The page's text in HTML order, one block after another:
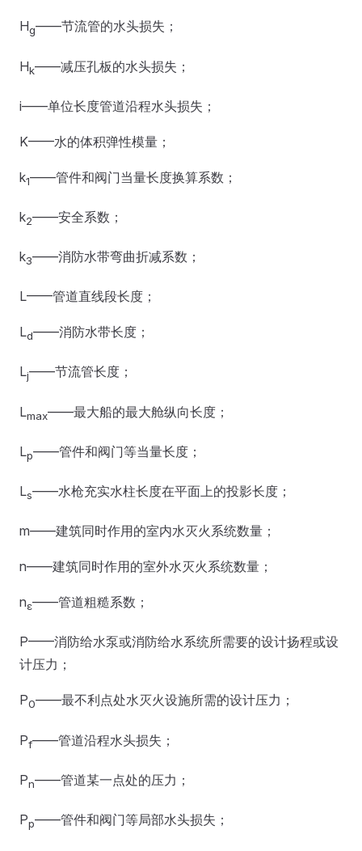
Hg——节流管的水头损失；
Hk——减压孔板的水头损失；
i——单位长度管道沿程水头损失；
K——水的体积弹性模量；
k1——管件和阀门当量长度换算系数；
k2——安全系数；
k3——消防水带弯曲折减系数；
L——管道直线段长度；
Ld——消防水带长度；
Lj——节流管长度；
Lmax——最大船的最大舱纵向长度；
Lp——管件和阀门等当量长度；
Ls——水枪充实水柱长度在平面上的投影长度；
m——建筑同时作用的室内水灭火系统数量；
n——建筑同时作用的室外水灭火系统数量；
nε——管道粗糙系数；
P——消防给水泵或消防给水系统所需要的设计扬程或设
计压力；
P0——最不利点处水灭火设施所需的设计压力；
Pf——管道沿程水头损失；
Pn——管道某一点处的压力；
Pp——管件和阀门等局部水头损失；